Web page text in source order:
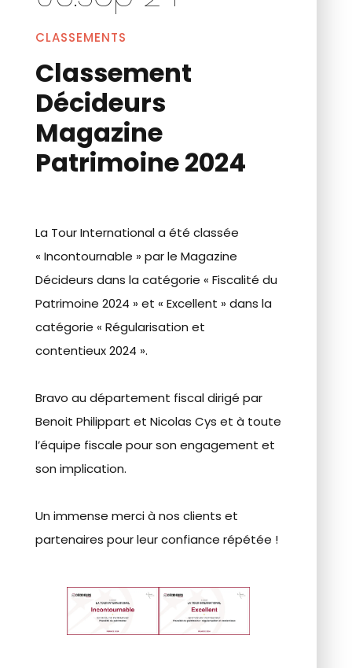
CLASSEMENTS
Classement
Décideurs
Magazine
Patrimoine 2024
La Tour International a été classée
« Incontournable » par le Magazine
Décideurs dans la catégorie « Fiscalité du
Patrimoine 2024 » et « Excellent » dans la
catégorie « Régularisation et
contentieux 2024 ».
Bravo au département fiscal dirigé par
Benoit Philippart et Nicolas Cys et à toute
l’équipe fiscale pour son engagement et
son implication.
Un immense merci à nos clients et
partenaires pour leur confiance répétée !